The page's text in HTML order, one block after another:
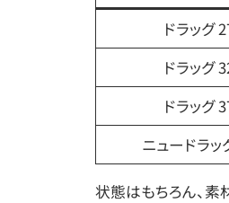
ドラッグ
ドラッグ
ドラッグ
ニュードラッ
状態はもちろん、素